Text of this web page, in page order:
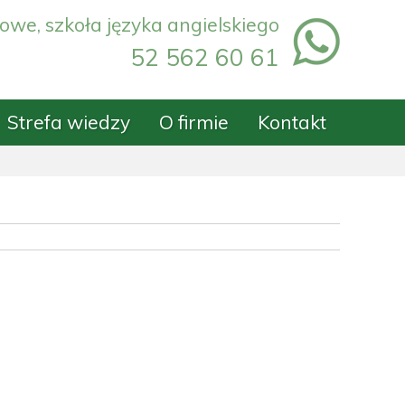
szkoła języka angielskiego
52 562 60 61
Strefa wiedzy O firmie Kontakt